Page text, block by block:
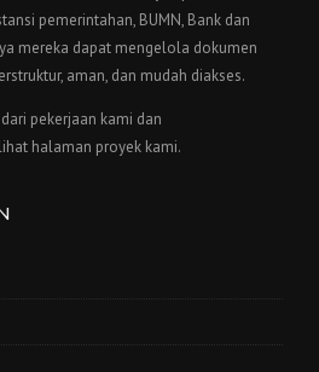
pemerintahan, BUMN, Bank dan
mereka dapat mengelola dokumen
aman, dan mudah diakses.
pekerjaan kami dan
halaman proyek kami.